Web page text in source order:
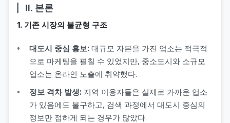
Ⅱ. 본론
1. 기존 시장의 불균형 구조
대도시 중심 홍보: 대규모 자본을 가진 업소는 적극적
으로 마케팅을 펼칠 수 있었지만, 중소도시와 소규모
업소는 온라인 노출에 취약했다.
정보 격차 발생: 지역 이용자들은 실제로 가까운 업소
가 있음에도 불구하고, 검색 과정에서 대도시 중심의
정보만 접하게 되는 경우가 많았다.